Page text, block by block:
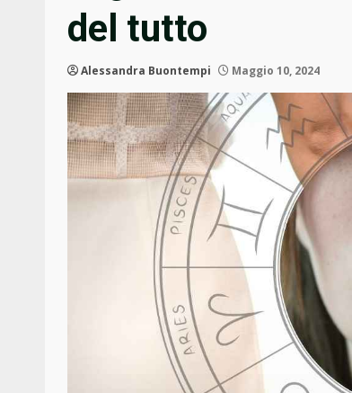
del tutto
Alessandra Buontempi Maggio 10, 2024